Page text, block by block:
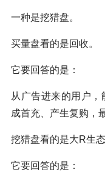
一种是挖猎盘。
买量盘看的是回收。
它要回答的是：
从广告进来的用户
成首充、产生复购，
挖猎盘看的是大R生态
它要回答的是：